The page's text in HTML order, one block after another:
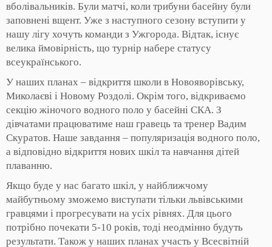
вболівальників. Були матчі, коли трибуни басейну були
заповнені вщент. Уже з наступного сезону вступити у
нашу лігу хочуть команди з Ужгорода. Відтак, існує
велика ймовірність, що турнір набере статусу
всеукраїнського.
У наших планах – відкриття школи в Новояворівську,
Миколаєві і Новому Роздолі. Окрім того, відкриваємо
секцію жіночого водного поло у басейні СКА. З
дівчатами працюватиме наш гравець та тренер Вадим
Скуратов. Наше завдання – популяризація водного поло,
а відповідно відкриття нових шкіл та навчання дітей
плаванню.
Якщо буде у нас багато шкіл, у найближчому
майбутньому зможемо виступати тільки львівськими
гравцями і прогресувати на усіх рівнях. Для цього
потрібно почекати 5-10 років, тоді неодмінно будуть
результати. Також у наших планах участь у Всесвітній